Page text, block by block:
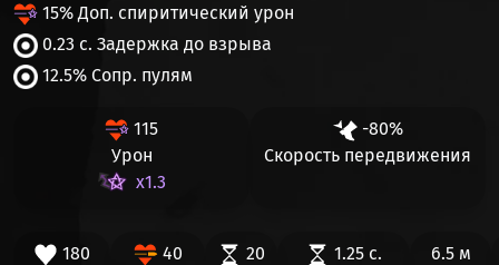
15% Доп. спиритический урон
0.23 с. Задержка до взрыва
12.5% Сопр. пулям
115
Урон
x1.3
-80%
Скорость передвижения
180
40
20
1.25 с.
6.5 м